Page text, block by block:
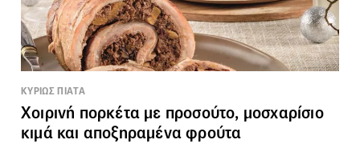
ΚΥΡΙΩΣ ΠΙΑΤΑ
Χοιρινή πορκέτα με προσούτο, μοσχαρίσιο
κιμά και αποξηραμένα φρούτα